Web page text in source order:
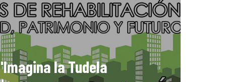
la Tudela